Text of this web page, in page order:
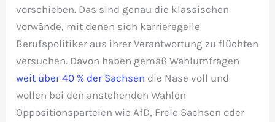
vorschieben. Das sind genau die klassischen
Vorwände, mit denen sich karrieregeile
Berufspolitiker aus ihrer Verantwortung zu flüchten
versuchen. Davon haben gemäß Wahlumfragen
weit über 40 % der Sachsen die Nase voll und
wollen bei den anstehenden Wahlen
Oppositionsparteien wie AfD, Freie Sachsen oder